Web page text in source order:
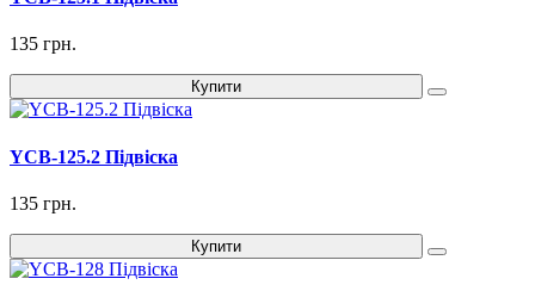
135 грн.
Купити
YCB-125.2 Підвіска
135 грн.
Купити